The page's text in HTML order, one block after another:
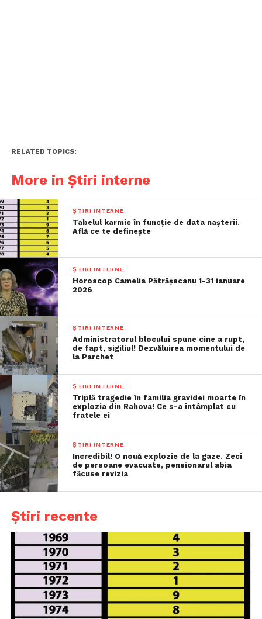
RELATED TOPICS:
More in Știri interne
ȘTIRI INTERNE
Tabelul karmic în funcție de data nașterii.
Află ce te definește
ȘTIRI INTERNE
Horoscop Camelia Pătrășscanu 1-31 ianuare
2026
ȘTIRI INTERNE
Administratorul blocului spune cine a rupt,
de fapt, sigiliul! Dezvăluirea momentului de
la Parchet
ȘTIRI INTERNE
Triplă tragedie în familia gravidei moarte în
explozia din Rahova! Ce s-a întâmplat cu
fratele ei
ȘTIRI INTERNE
Incredibil! O nouă explozie de la gaze. Zeci
de persoane evacuate, pensionarul abia
făcuse revizia
Știri recente